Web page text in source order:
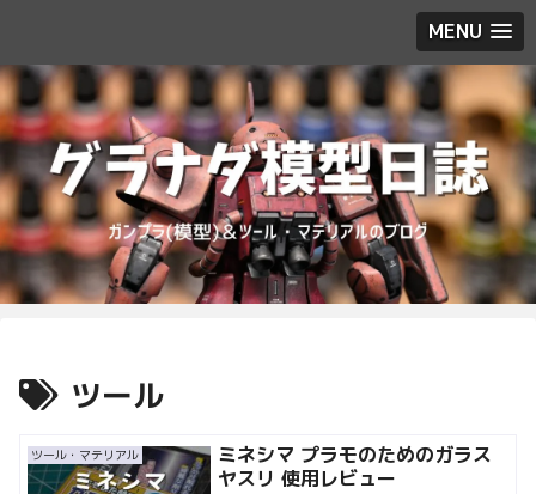
MENU
ツール
ツール・マテリアル
ミネシマ プラモのためのガラス
ヤスリ 使用レビュー